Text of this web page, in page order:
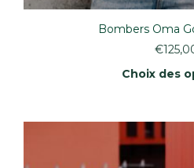
Bombers Oma
€
Choix des